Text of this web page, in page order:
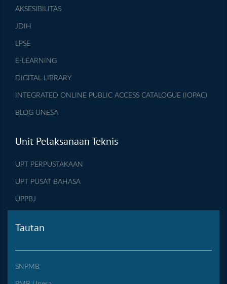
AKSESIBILITAS
JDIH
LPSE
E-LEARNING
DIGITAL LIBRARY
INTEGRATED ONLINE PUBLIC ACCESS CATALOGUE (IOPAC)
BLOG UNESA
Unit Pelaksanaan Teknis
UPT PERPUSTAKAAN
UPT PUSAT BAHASA
UPPBJ
Tautan
SNPMB